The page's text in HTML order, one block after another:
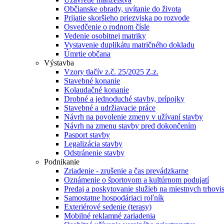
Občianske obrady, uvítanie do života
Prijatie skoršieho priezviska po rozvode
Osvedčenie o rodnom čísle
Vedenie osobitnej matriky
Vystavenie duplikátu matričného dokladu
Úmrtie občana
Výstavba
Vzory tlačív z.č. 25/2025 Z.z.
Stavebné konanie
Kolaudačné konanie
Drobné a jednoduché stavby, prípojky
Stavebné a udržiavacie práce
Návrh na povolenie zmeny v užívaní stavby
Návrh na zmenu stavby pred dokončením
Pasport stavby
Legalizácia stavby
Odstránenie stavby
Podnikanie
Zriadenie - zrušenie a čas prevádzkarne
Oznámenie o športovom a kultúrnom podujatí
Predaj a poskytovanie služieb na miestnych
Samostatne hospodáriaci roľník
Exteriérové sedenie (terasy)
Mobilné reklamné zariadenia